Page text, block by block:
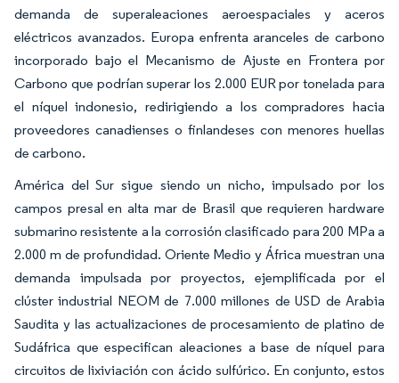
demanda de superaleaciones aeroespaciales y aceros
eléctricos avanzados. Europa enfrenta aranceles de carbono
incorporado bajo el Mecanismo de Ajuste en Frontera por
Carbono que podrían superar los 2.000 EUR por tonelada para
el níquel indonesio, redirigiendo a los compradores hacia
proveedores canadienses o finlandeses con menores huellas
de carbono.
América del Sur sigue siendo un nicho, impulsado por los
campos presal en alta mar de Brasil que requieren hardware
submarino resistente a la corrosión clasificado para 200 MPa a
2.000 m de profundidad. Oriente Medio y África muestran una
demanda impulsada por proyectos, ejemplificada por el
clúster industrial NEOM de 7.000 millones de USD de Arabia
Saudita y las actualizaciones de procesamiento de platino de
Sudáfrica que especifican aleaciones a base de níquel para
circuitos de lixiviación con ácido sulfúrico. En conjunto, estos